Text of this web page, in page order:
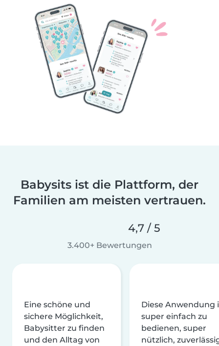
Babysits ist die Plattform, der
Familien am meisten vertrauen.
4,7 / 5
3.400+ Bewertungen
Eine schöne und
sichere Möglichkeit,
Babysitter zu finden
und den Alltag von
Diese Anwendung
super einfach zu
bedienen, super
nützlich,